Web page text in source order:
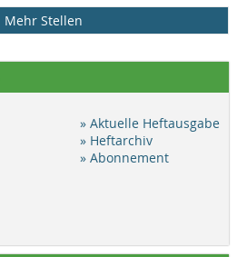
Mehr Stellen
» Aktuelle Heftausgabe
» Heftarchiv
» Abonnement